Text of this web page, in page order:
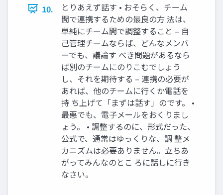
10.
とりあえず話す • おそらく、チーム
間で連携するための最良の方 法は、
単純にチーム間で調整すること – 自
己管理チームならば、どんなメンバ
ーでも、議論す べき問題があるなら
ば別のチームにのりこむでしょう
し、それを期待する – 連携の必要が
あれば、他のチームに行くか電話を
持 ち上げて「まずは話す」のです。 •
最悪でも、電子メールをおくりまし
ょう。 • 調整するのに、形式だった、
公式で、通常はゆっくりな、調 整メ
カニズムは必要ありません。立ちあ
がってみんなのとこ ろに話しに行き
なさい。